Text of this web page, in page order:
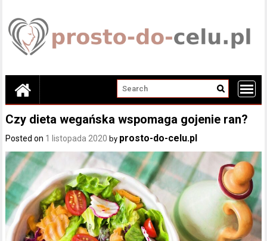
content
Czy dieta wegańska wspomaga gojenie ran?
Posted on 1 listopada 2020 by prosto-do-celu.pl